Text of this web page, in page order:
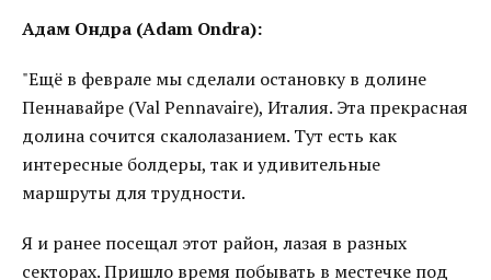
Адам Ондра (Adam Ondra):
"Ещё в феврале мы сделали остановку в долине
Пеннавайре (Val Pennavaire), Италия. Эта прекрасная
долина сочится скалолазанием. Тут есть как
интересные болдеры, так и удивительные
маршруты для трудности.
Я и ранее посещал этот район, лазая в разных
секторах. Пришло время побывать в местечке под